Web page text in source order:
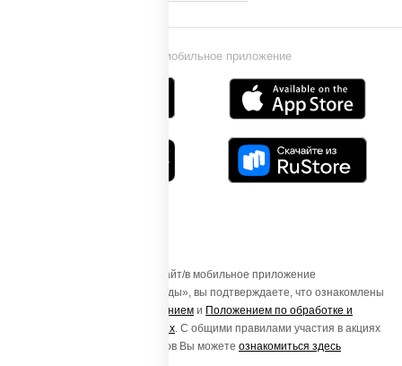
Установи мобильное приложение
Осуществляя вход на этот Сайт/в мобильное приложение
«ПиццаСушиВок - доставка еды», вы подтверждаете, что ознакомлены
Пользовательским соглашением и Положением по обработке и
защите персональных данных. С общими правилами участия в акциях
и порядке получения подарков Вы можете ознакомиться здесь